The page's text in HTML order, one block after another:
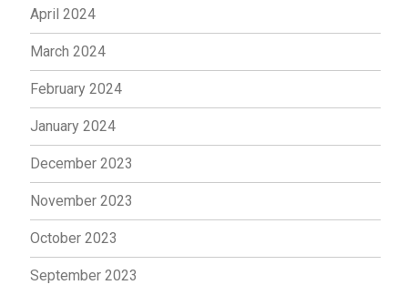
April 2024
March 2024
February 2024
January 2024
December 2023
November 2023
October 2023
September 2023